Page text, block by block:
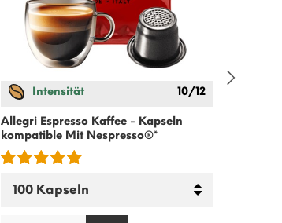
Intensität 10/12
Allegri Espresso Kaffee - Kapseln
kompatible Mit Nespresso®*